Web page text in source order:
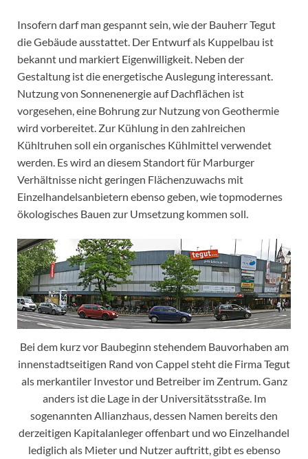
Insofern darf man gespannt sein, wie der Bauherr Tegut
die Gebäude ausstattet. Der Entwurf als Kuppelbau ist
bekannt und markiert Eigenwilligkeit. Neben der
Gestaltung ist die energetische Auslegung interessant.
Nutzung von Sonnenenergie auf Dachflächen ist
vorgesehen, eine Bohrung zur Nutzung von Geothermie
wird vorbereitet. Zur Kühlung in den zahlreichen
Kühltruhen soll ein organisches Kühlmittel verwendet
werden. Es wird an diesem Standort für Marburger
Verhältnisse nicht geringen Flächenzuwachs mit
Einzelhandelsanbietern ebenso geben, wie topmodernes
ökologisches Bauen zur Umsetzung kommen soll.
Bei dem kurz vor Baubeginn stehendem Bauvorhaben am
innenstadtseitigen Rand von Cappel steht die Firma Tegut
als merkantiler Investor und Betreiber im Zentrum. Ganz
anders ist die Lage in der Universitätsstraße. Im
sogenannten Allianzhaus, dessen Namen bereits den
derzeitigen Kapitalanleger offenbart und wo Einzelhandel
lediglich als Mieter und Nutzer auftritt, gibt es ebenso